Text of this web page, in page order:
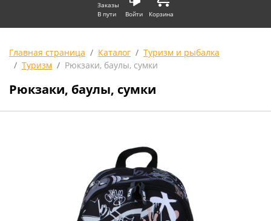
Заказы
В пути
Войти Корзина
Главная страница Каталог
Туризм и рыбалка
Туризм
Рюкзаки, баулы, сумки
Рюкзаки, баулы, сумки